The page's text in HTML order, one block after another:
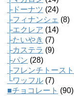
├ドーナツ (24)
├フィナンシェ (8)
├エクレア (14)
├たいやき (7)
├カステラ (9)
├パン (28)
├フレンチトースト
└ワッフル (7)
■チョコレート (90)